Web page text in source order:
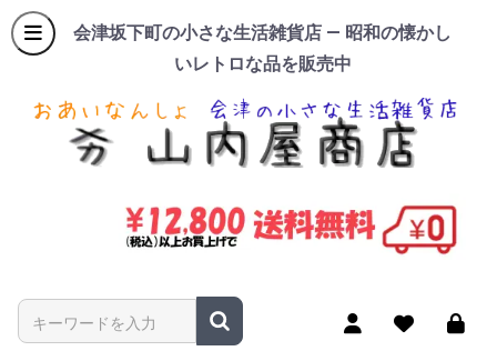
会津坂下町の小さな生活雑貨店 — 昭和の懐かし
いレトロな品を販売中
商品名やキーワードを入力